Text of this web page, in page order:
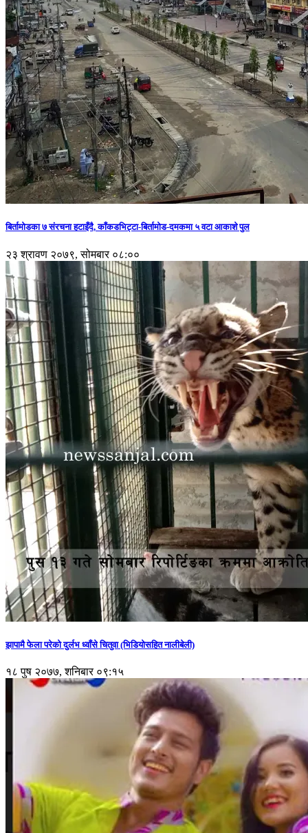
बिर्तामोडका ७ संरचना हटाइँदै, काँकडभिट्टा-बिर्तामोड-दमकमा ५ वटा आकाशे पुल
२३ श्रावण २०७९, सोमबार ०८:००
झापामै फेला परेको दुर्लभ ध्वाँसे चितुवा (भिडियोसहित नालीबेली)
१८ पुष २०७७, शनिबार ०९:१५